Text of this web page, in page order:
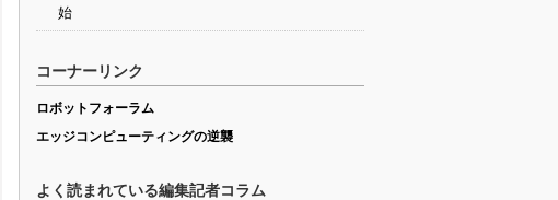
始
コーナーリンク
ロボットフォーラム
エッジコンピューティングの逆襲
よく読まれている編集記者コラム